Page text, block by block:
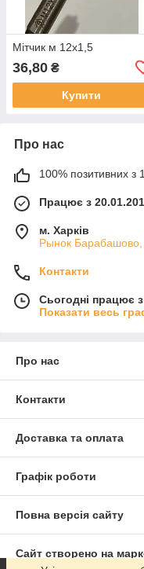
Мітчик м 12х1,5
36,80 ₴
Купити
Про нас
100% позитивних з
Працює з
м. Харків
Рынок Барабашово,
Контакти
Сьогодні працює
Показати весь
Про нас
Контакти
Доставка та оплата
Графік роботи
Повна версія сайту
Сайт створено на